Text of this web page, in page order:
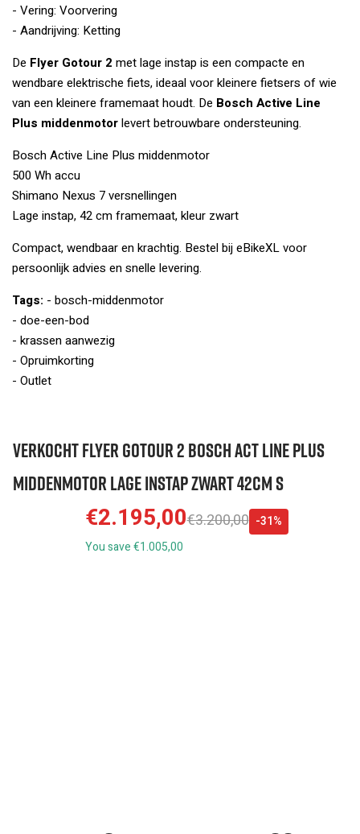
- Vering: Voorvering
- Aandrijving: Ketting
De Flyer Gotour 2 met lage instap is een compacte en
wendbare elektrische fiets, ideaal voor kleinere fietsers of wie
van een kleinere framemaat houdt. De Bosch Active Line
Plus middenmotorlevert betrouwbare ondersteuning.
Bosch Active Line Plus middenmotor
500 Wh accu
Shimano Nexus 7 versnellingen
Lage instap, 42 cm framemaat, kleur zwart
Compact, wendbaar en krachtig. Bestel bij eBikeXL voor
persoonlijk advies en snelle levering.
Tags: - bosch-middenmotor
- doe-een-bod
- krassen aanwezig
- Opruimkorting
- Outlet
VERKOCHT Flyer Gotour 2 Bosch Act line Plus
Middenmotor Lage instap Zwart 42cm S
€2.195,00€3.200,00 -31%
You save €1.005,00